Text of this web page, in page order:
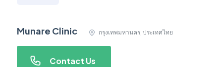
Munare Clinic กรุงเทพมหานคร, ประเทศไทย
Contact Us